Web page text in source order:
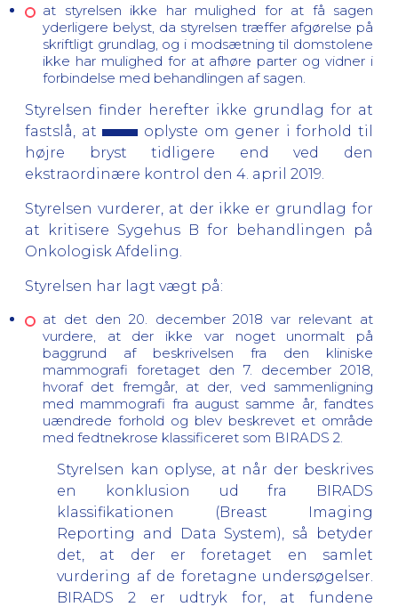
at styrelsen ikke har mulighed for at få sagen
yderligere belyst, da styrelsen træffer afgørelse på
skriftligt grundlag, og i modsætning til domstolene
ikke har mulighed for at afhøre parter og vidner i
forbindelse med behandlingen af sagen.
Styrelsen finder herefter ikke grundlag for at
fastslå, at
oplyste om gener i forhold til
højre bryst tidligere end ved den
ekstraordinære kontrol den 4. april 2019.
Styrelsen vurderer, at der ikke er grundlag for
at kritisere Sygehus B for behandlingen på
Onkologisk Afdeling.
Styrelsen har lagt vægt på:
at det den 20. december 2018 var relevant at
vurdere, at der ikke var noget unormalt på
baggrund af beskrivelsen fra den kliniske
mammografi foretaget den 7. december 2018,
hvoraf det fremgår, at der, ved sammenligning
med mammografi fra august samme år, fandtes
uændrede forhold og blev beskrevet et område
med fedtnekrose klassificeret som BIRADS 2.
Styrelsen kan oplyse, at når der beskrives
en konklusion ud fra BIRADS
klassifikationen (Breast Imaging
Reporting and Data System), så betyder
det, at der er foretaget en samlet
vurdering af de foretagne undersøgelser.
BIRADS 2 er udtryk for, at fundene